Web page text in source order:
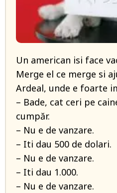
Un american isi face
Merge el ce merge si
Ardeal, unde e foarte
– Bade, cat ceri pe
cumpăr.
– Nu e de vanzare.
– Iti dau 500 de dolari.
– Nu e de vanzare.
– Iti dau 1.000.
– Nu e de vanzare.